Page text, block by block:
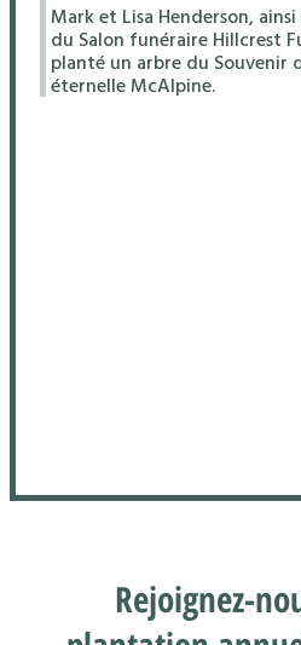
Mark et Lisa Henderson,
du Salon funéraire Hillcrest
planté un arbre du Souvenir
éternelle McAlpine.
Rejoignez-